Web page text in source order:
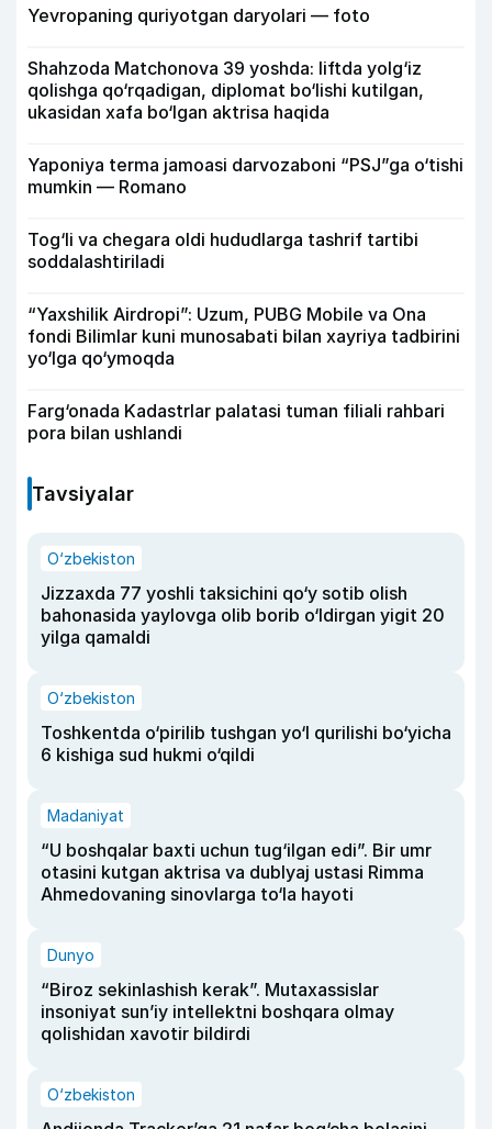
Yevropaning quriyotgan daryolari — foto
Shahzoda Matchonova 39 yoshda: liftda yolg‘iz
qolishga qo‘rqadigan, diplomat bo‘lishi kutilgan,
ukasidan xafa bo‘lgan aktrisa haqida
Yaponiya terma jamoasi darvozaboni “PSJ”ga o‘tishi
mumkin — Romano
Tog‘li va chegara oldi hududlarga tashrif tartibi
soddalashtiriladi
“Yaxshilik Airdropi”: Uzum, PUBG Mobile va Ona
fondi Bilimlar kuni munosabati bilan xayriya tadbirini
yo‘lga qo‘ymoqda
Farg‘onada Kadastrlar palatasi tuman filiali rahbari
pora bilan ushlandi
Tavsiyalar
O‘zbekiston
Jizzaxda 77 yoshli taksichini qo‘y sotib olish
bahonasida yaylovga olib borib o‘ldirgan yigit 20
yilga qamaldi
O‘zbekiston
Toshkentda o‘pirilib tushgan yo‘l qurilishi bo‘yicha
6 kishiga sud hukmi o‘qildi
Madaniyat
“U boshqalar baxti uchun tug‘ilgan edi”. Bir umr
otasini kutgan aktrisa va dublyaj ustasi Rimma
Ahmedovaning sinovlarga to‘la hayoti
Dunyo
“Biroz sekinlashish kerak”. Mutaxassislar
insoniyat sun’iy intellektni boshqara olmay
qolishidan xavotir bildirdi
O‘zbekiston